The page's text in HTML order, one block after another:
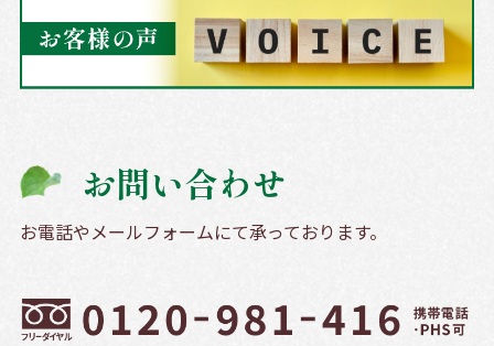
お問い合わせ
お電話やメールフォームにて承っております。